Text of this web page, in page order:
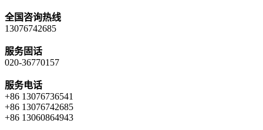
全国咨询热线
13076742685
服务固话
020-36770157
服务电话
+86 13076736541
+86 13076742685
+86 13060864943